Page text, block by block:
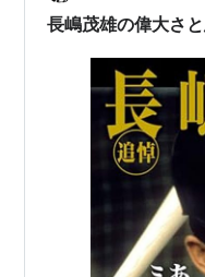
ら。 一茂を坊ちゃん
長嶋茂雄の偉大さ